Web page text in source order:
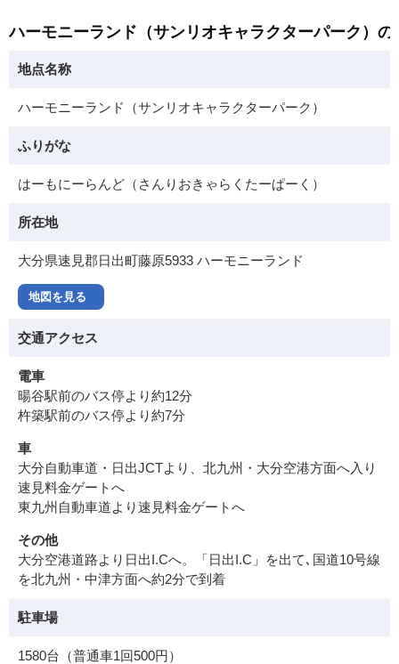
ハーモニーランド（サンリオキャラクターパーク）の
地点名称
ハーモニーランド（サンリオキャラクターパーク）
ふりがな
はーもにーらんど（さんりおきゃらくたーぱーく）
所在地
大分県速見郡日出町藤原5933 ハーモニーランド
地図を見る
交通アクセス
電車
暘谷駅前のバス停より約12分
杵築駅前のバス停より約7分
車
大分自動車道・日出JCTより、北九州・大分空港方面へ入り
速見料金ゲートへ
東九州自動車道より速見料金ゲートへ
その他
大分空港道路より日出I.Cへ。「日出I.C」を出て､国道10号線
を北九州・中津方面へ約2分で到着
駐車場
1580台（普通車1回500円）